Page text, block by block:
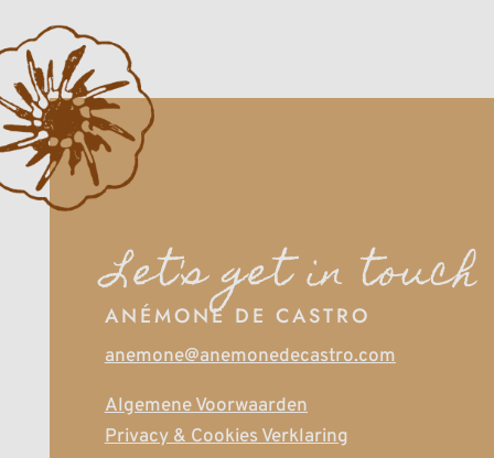
Let's get in touch
ANÉMONE DE CASTRO
anemone@anemonedecastro.com
Algemene Voorwaarden
Privacy & Cookies Verklaring